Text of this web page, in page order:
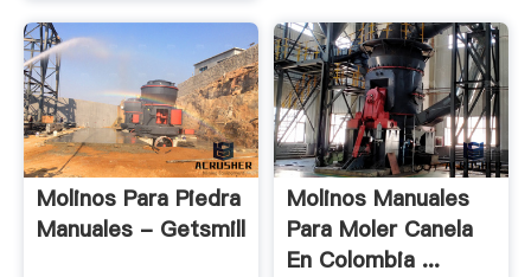
Molinos Para Piedra
Manuales - Getsmill
Molinos Manuales
Para Moler Canela
En Colombia ...